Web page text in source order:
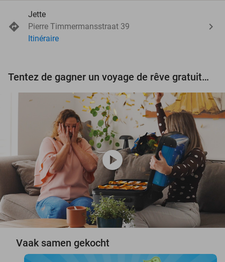
Jette
Pierre Timmermansstraat 39
Itinéraire
Tentez de gagner un voyage de rêve gratuit d'une valeur de 3.000 € !
play_circle
Vaak samen gekocht